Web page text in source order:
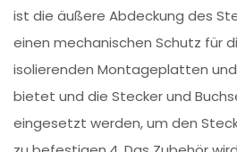
ist die äußere Abdeckung des
einen mechanischen Schutz für
isolierenden Montageplatten
bietet und die Stecker und
eingesetzt werden, um den